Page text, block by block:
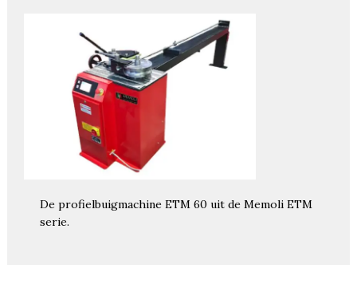
De profielbuigmachine ETM 60 uit de Memoli ETM
serie.